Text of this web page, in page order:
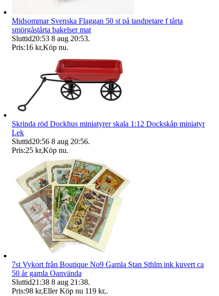
Midsommar Svenska Flaggan 50 st på tandpetare f tårta
smörgåstårta bakelser mat
Sluttid20:53 8 aug 20:53.
Pris:16 kr,Köp nu.
Skrinda röd Dockhus miniatyrer skala 1:12 Dockskåp miniatyr
Lek
Sluttid20:56 8 aug 20:56.
Pris:25 kr,Köp nu.
7st Vykort från Boutique No9 Gamla Stan Sthlm ink kuvert ca
50 år gamla Oanvända
Sluttid21:38 8 aug 21:38.
Pris:98 kr,Eller Köp nu 119 kr,.